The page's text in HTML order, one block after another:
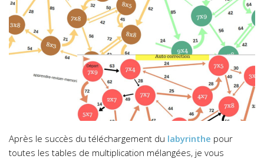
Après le succès du téléchargement du labyrinthe pour
toutes les tables de multiplication mélangées, je vous